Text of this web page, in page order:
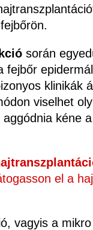
során
fejbőr
klinikák
viselhet
kéne
el a
vagyis a